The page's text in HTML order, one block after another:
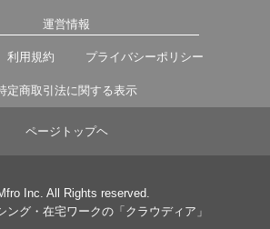
運営情報
利用規約 プライバシーポリシー
定商取引法に関する表示
ページトップヘ
Inc. All Rights reserved.
ング・在宅ワークの「クラウディア」